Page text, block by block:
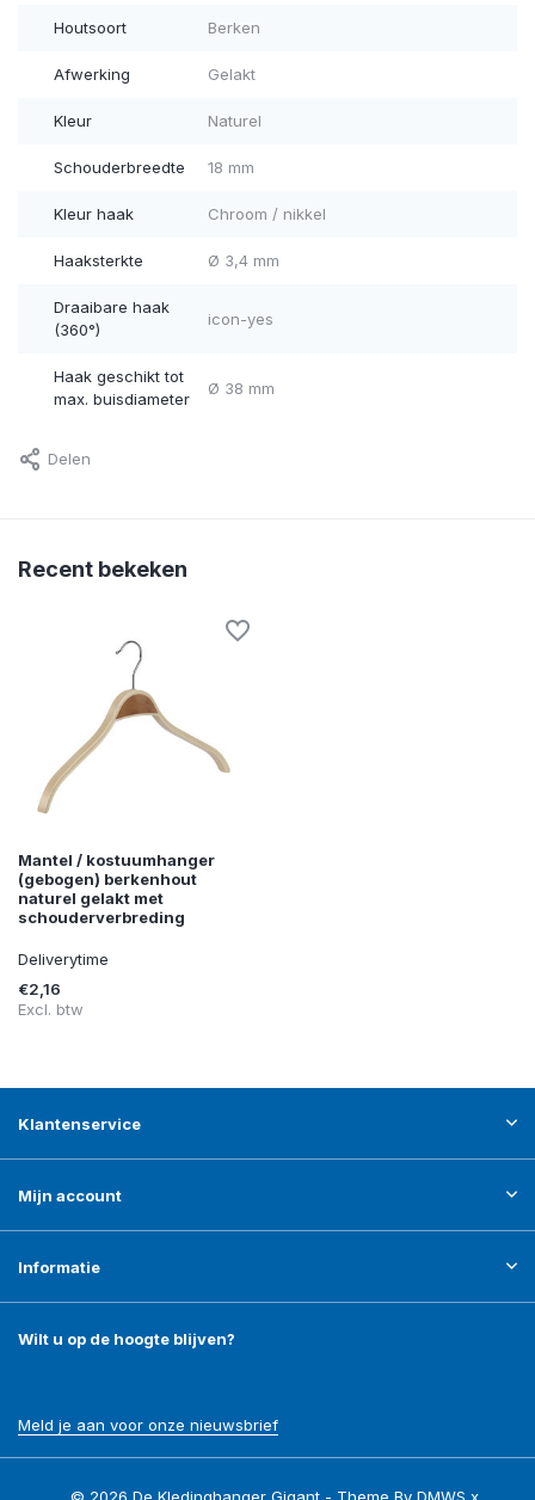
Houtsoort Berken
Afwerking Gelakt
Kleur Naturel
Schouderbreedte 18 mm
Kleur haak Chroom / nikkel
Haaksterkte Ø 3,4 mm
Draaibare haak
(360°)
icon-yes
Haak geschikt tot
max. buisdiameter
Ø 38 mm
Delen
Recent bekeken
Mantel / kostuumhanger
(gebogen) berkenhout
naturel gelakt met
schouderverbreding
Deliverytime
€2,16
Excl. btw
Klantenservice
Mijn account
Informatie
Wilt u op de hoogte blijven?
Meld je aan voor onze nieuwsbrief